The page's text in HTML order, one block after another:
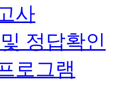
사
정답확인
로그램